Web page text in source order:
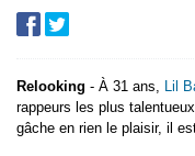
Relooking - À 31 ans, Lil
rappeurs les plus
gâche en rien le plaisir, il